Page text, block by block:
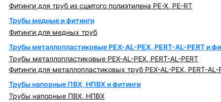
Фитинги для труб из сшитого полиэтилена PE-X, PE-RT
Трубы медные и фитинги
Фитинги для медных труб
Трубы металлопластиковые PEX-AL-PEX, PERT-AL-PERT и
Трубы металлопластиковые PEX-AL-PEX, PERT-AL-PERT
Фитинги для металлопластиковых труб PEX-AL-PEX, PERT-AL-
Трубы напорные ПВХ, НПВХ и фитинги
Трубы напорные ПВХ, НПВХ